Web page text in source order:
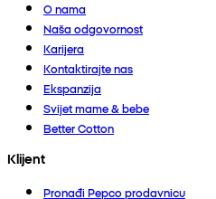
O nama
Naša odgovornost
Karijera
Kontaktirajte nas
Ekspanzija
Svijet mame & bebe
Better Cotton
Klijent
Pronađi Pepco prodavnicu